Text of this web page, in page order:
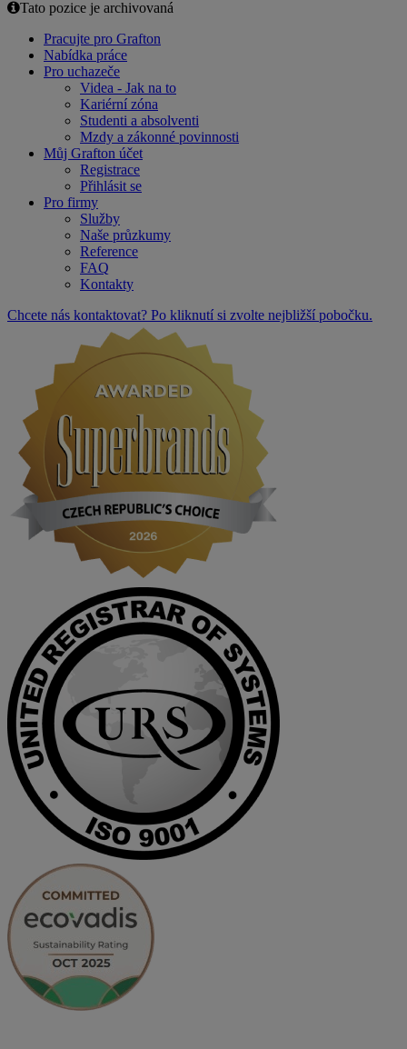
Tato pozice je archivovaná
Pracujte pro Grafton
Nabídka práce
Pro uchazeče
Videa - Jak na to
Kariérní zóna
Studenti a absolventi
Mzdy a zákonné povinnosti
Můj Grafton účet
Registrace
Přihlásit se
Pro firmy
Služby
Naše průzkumy
Reference
FAQ
Kontakty
Chcete nás kontaktovat? Po kliknutí si zvolte nejbližší pobočku.